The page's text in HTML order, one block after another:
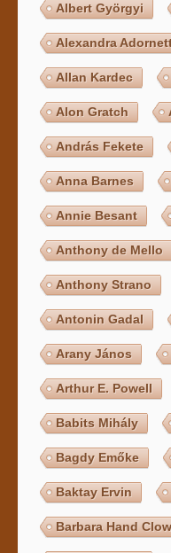
Albert Györgyi
Alexandra
Allan Kardec
Alon Gratch
András Fekete
Anna Barnes
Annie Besant
Anthony de Mello
Anthony Strano
Antonin Gadal
Arany János
Arthur E. Powell
Babits Mihály
Bagdy Emőke
Baktay Ervin
Barbara Hand